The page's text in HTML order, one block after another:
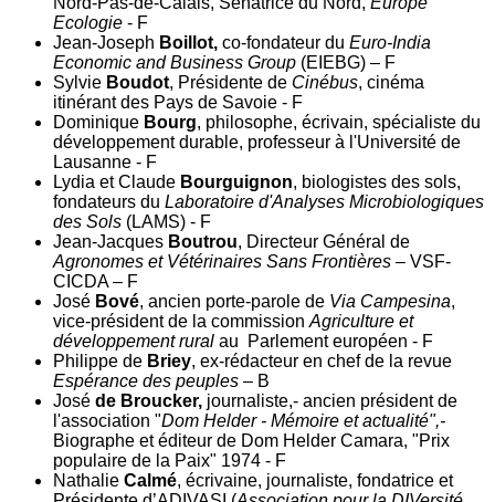
Ecologie - F
Jean-Joseph Boillot, co-fondateur du Euro-India
Economic and Business Group (EIEBG) – F
Sylvie Boudot, Présidente de Cinébus, cinéma
itinérant des Pays de Savoie - F
Dominique Bourg, philosophe, écrivain, spécialiste du
développement durable, professeur à l'Université de
Lausanne - F
Lydia et Claude Bourguignon, biologistes des sols,
fondateurs du Laboratoire d'Analyses Microbiologiques
des Sols (LAMS) - F
Jean-Jacques Boutrou, Directeur Général de
Agronomes et Vétérinaires Sans Frontières – VSF-
CICDA – F
José Bové, ancien porte-parole de Via Campesina,
vice-président de la commission Agriculture et
développement rural au Parlement européen - F
Philippe de Briey, ex-rédacteur en chef de la revue
Espérance des peuples – B
José de Broucker, journaliste,- ancien président de
l'association "Dom Helder - Mémoire et actualité",-
Biographe et éditeur de Dom Helder Camara, "Prix
populaire de la Paix" 1974 - F
Nathalie Calmé, écrivaine, journaliste, fondatrice et